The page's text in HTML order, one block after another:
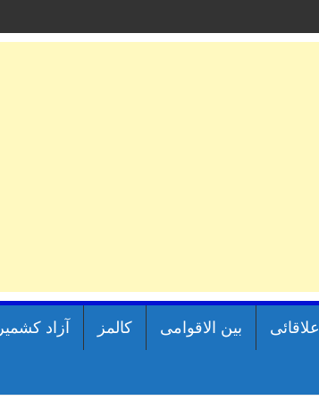
علاقائی بین الاقوامی کالمز آزاد کشمیر